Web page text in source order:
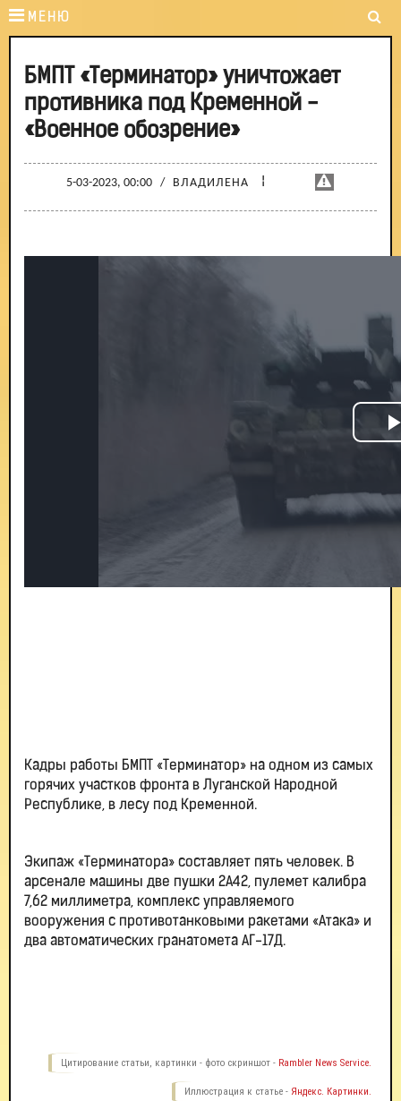
МЕНЮ
БМПТ «Терминатор» уничтожает
противника под Кременной -
«Военное обозрение»
5-03-2023, 00:00 / ВЛАДИЛЕНА ¦
Кадры работы БМПТ «Терминатор» на одном из самых
горячих участков фронта в Луганской Народной
Республике, в лесу под Кременной.
Экипаж «Терминатора» составляет пять человек. В
арсенале машины две пушки 2А42, пулемет калибра
7,62 миллиметра, комплекс управляемого
вооружения с противотанковыми ракетами «Атака» и
два автоматических гранатомета АГ-17Д.
Цитирование статьи, картинки - фото скриншот - Rambler News Service.
Иллюстрация к статье - Яндекс. Картинки.